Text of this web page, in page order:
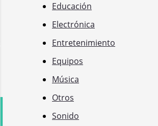
Educación
Electrónica
Entretenimiento
Equipos
Música
Otros
Sonido